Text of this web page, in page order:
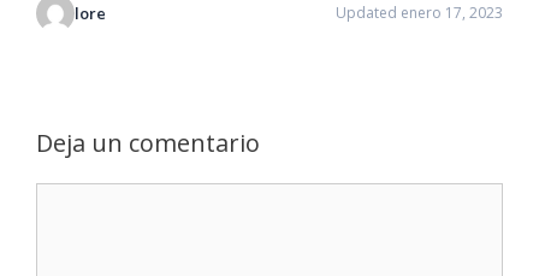
lore Updated enero 17, 2023
Deja un comentario